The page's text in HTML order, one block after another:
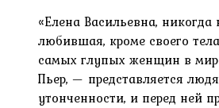
«Елена Васильевна, никогда
любившая, кроме своего
самых глупых женщин в
Пьер, — представляется
утонченности, и перед ней